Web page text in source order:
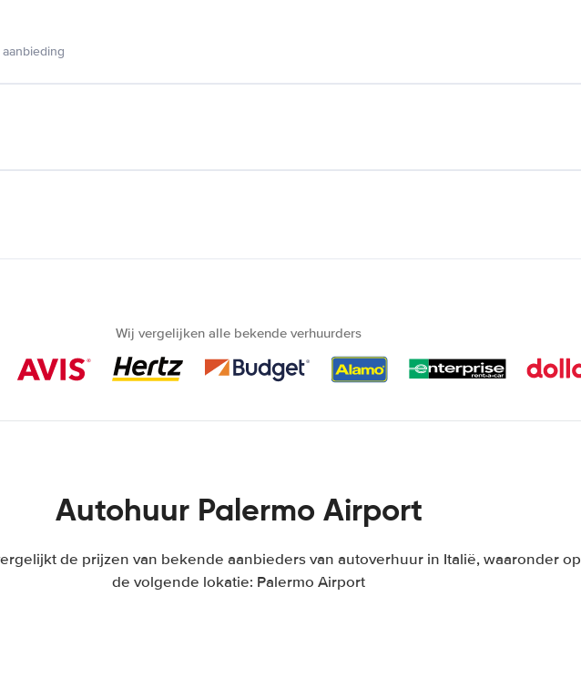
Wij vergelijken alle bekende verhuurders
Autohuur Palermo Airport
de prijzen van bekende aanbieders van autoverhuur in Italië, waaronder op
de volgende lokatie: Palermo Airport